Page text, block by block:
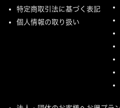
特定商取引法に基づく表記
個人情報の取り扱い